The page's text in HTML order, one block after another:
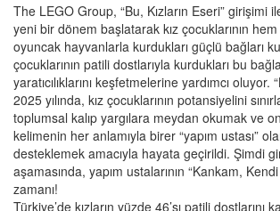
The LEGO Group, “Bu, Kızların Eseri” girişimi
yeni bir dönem başlatarak kız çocuklarının
oyuncak hayvanlarla kurdukları güçlü bağları
çocuklarının patili dostlarıyla kurdukları bu
yaratıcılıklarını keşfetmelerine yardımcı oluyor.
2025 yılında, kız çocuklarının potansiyelini
toplumsal kalıp yargılara meydan okumak ve
kelimenin her anlamıyla birer “yapım ustası”
desteklemek amacıyla hayata geçirildi. Şimdi
aşamasında, yapım ustalarının “Kankam,
zamanı!
Türkiye’de kızların yüzde 46’sı patili dostlarını